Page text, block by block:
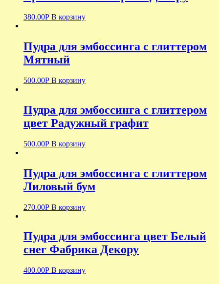
380.00Р В корзину
Пудра для эмбоссинга с глиттером
Мятный
500.00Р В корзину
Пудра для эмбоссинга с глиттером
цвет Радужный графит
500.00Р В корзину
Пудра для эмбоссинга с глиттером
Лиловый бум
270.00Р В корзину
Пудра для эмбоссинга цвет Белый
снег Фабрика Декору
400.00Р В корзину